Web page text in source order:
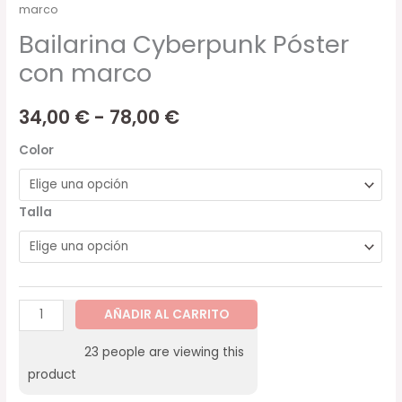
marco
Bailarina Cyberpunk Póster
con marco
34,00 € - 78,00 €
Color
Talla
AÑADIR AL CARRITO
23 people are viewing this
product